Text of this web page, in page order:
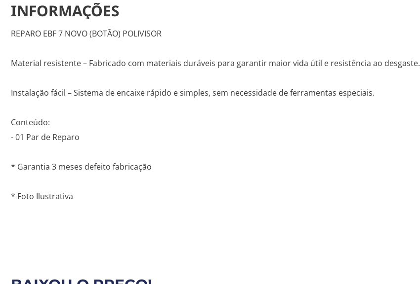
INFORMAÇÕES
REPARO EBF 7 NOVO (BOTÃO) POLIVISOR
Material resistente – Fabricado com materiais duráveis para garantir maior vida útil e resistência ao desgaste.
Instalação fácil – Sistema de encaixe rápido e simples, sem necessidade de ferramentas especiais.
Conteúdo:
- 01 Par de Reparo
* Garantia 3 meses defeito fabricação
* Foto Ilustrativa